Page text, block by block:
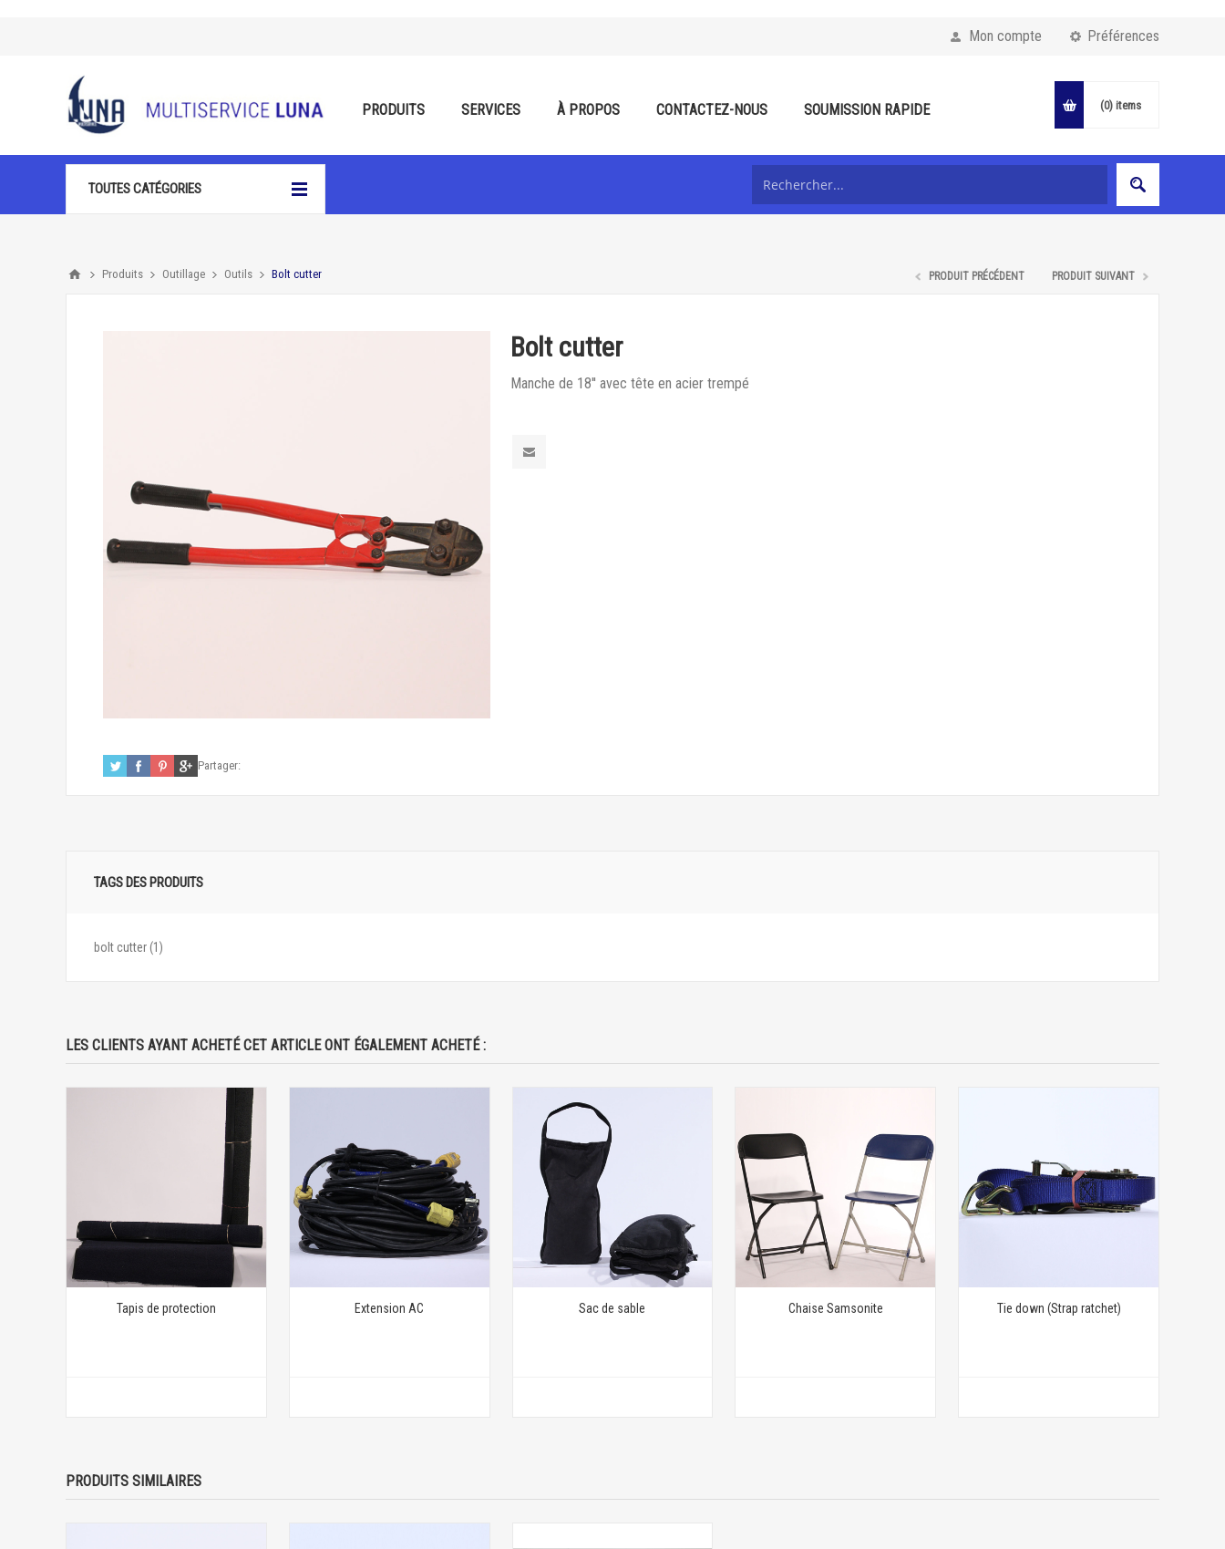
Préférences
Mon compte
PRODUITS SERVICES À PROPOS CONTACTEZ-NOUS SOUMISSION RAPIDE (0) items
TOUTES CATÉGORIES
Produits Outillage Outils Bolt cutter PRODUIT PRÉCÉDENT PRODUIT SUIVANT
Bolt cutter
Manche de 18'' avec tête en acier trempé
Partager:
TAGS DES PRODUITS
bolt cutter(1)
LES CLIENTS AYANT ACHETÉ CET ARTICLE ONT ÉGALEMENT ACHETÉ :
Tapis de protection Extension AC Sac de sable Chaise Samsonite Tie down (Strap ratchet)
PRODUITS SIMILAIRES